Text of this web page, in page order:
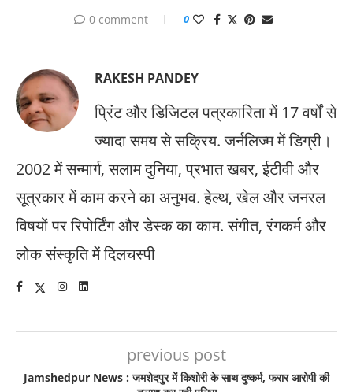
0 comment 0
RAKESH PANDEY
प्रिंट और डिजिटल पत्रकारिता में 17 वर्षों से
ज्यादा समय से सक्रिय. जर्नलिज्म में डिग्री।
2002 में सन्मार्ग, सलाम दुनिया, प्रभात खबर, ईटीवी और
सूत्रकार में काम करने का अनुभव. हेल्थ, खेल और जनरल
विषयों पर रिपोर्टिंग और डेस्क का काम. संगीत, रंगकर्म और
लोक संस्कृति में दिलचस्पी
previous post
Jamshedpur News : जमशेदपुर में किशोरी के साथ दुष्कर्म, फरार आरोपी की